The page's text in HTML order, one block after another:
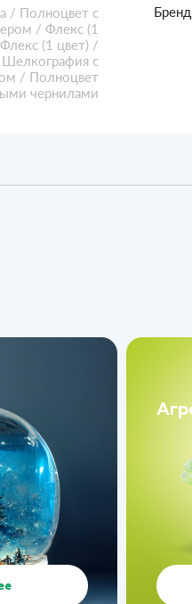
/ Полноцвет с
/ Флекс (1
(1 цвет) /
Шелкография с
/ Полноцвет
чернилами
Бренд